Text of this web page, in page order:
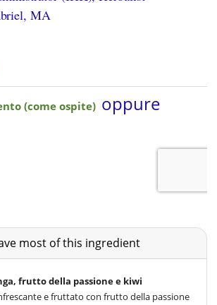
MA
most of this ingredient
frutto della passione e kiwi
e fruttato con frutto della passione